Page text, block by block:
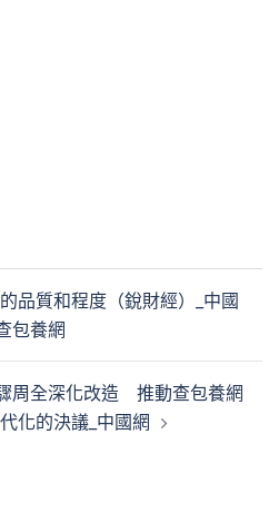
品質和程度（銳財經）_中國
包養網
周全深化改造 推動查包養網
化的決議_中國網